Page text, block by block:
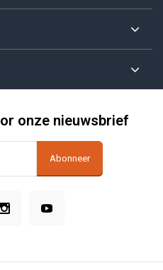
onze nieuwsbrief
Abonneer